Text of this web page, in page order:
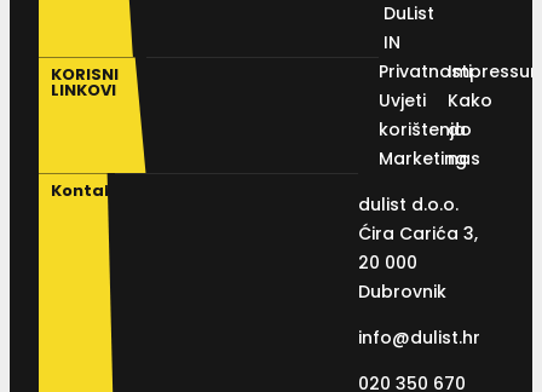
DuList
IN
KORISNI
LINKOVI
Privatnosti
Uvjeti
korištenja
Marketing
Kako
do
nas
Kontakt
dulist d.o.o.
Ćira Carića 3,
20 000
Dubrovnik
info@dulist.hr
020 350 670